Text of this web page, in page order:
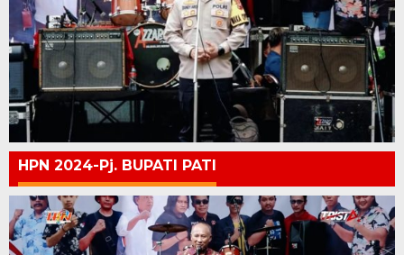
HPN 2024-Pj. BUPATI PATI